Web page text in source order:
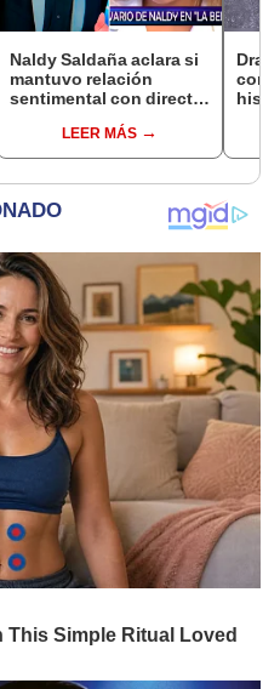
Naldy Saldaña aclara si
mantuvo relación
sentimental con director
denunciarlo por
tocamientos: “Me
LEER MÁS